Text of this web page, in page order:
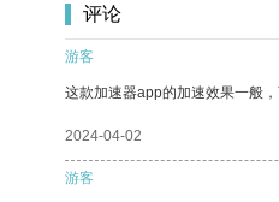
评论
游客
这款加速器app的加速效果一般
2024-04-02
游客